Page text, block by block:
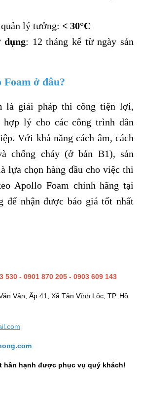
lý tưởng: < 30°C
dụng: 12 tháng kể từ ngày sản
ở đâu?
là giải pháp thi công tiện lợi,
lý cho các công trình dân
Với khả năng cách âm, cách
chống cháy (ở bản B1), sản
lựa chọn hàng đầu cho việc thi
Apollo Foam chính hãng tại
để nhận được báo giá tốt nhất
530 - 0901 870 205 - 0903 609 143
Vân, Ấp 41, Xã Tân Vĩnh Lộc, TP. Hồ
hân hạnh được phục vụ quý khách!